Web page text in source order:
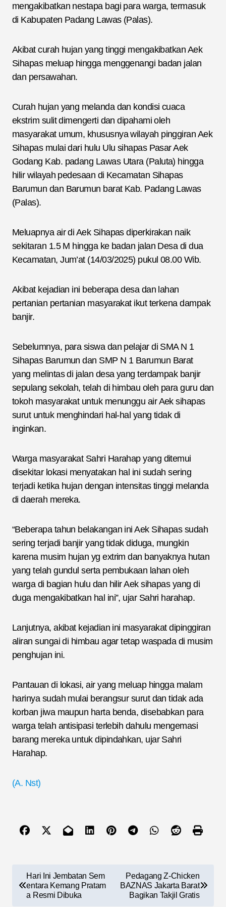
mengakibatkan nestapa bagi para warga, termasuk
di Kabupaten Padang Lawas (Palas).
Akibat curah hujan yang tinggi mengakibatkan Aek
Sihapas meluap hingga menggenangi badan jalan
dan persawahan.
Curah hujan yang melanda dan kondisi cuaca
ekstrim sulit dimengerti dan dipahami oleh
masyarakat umum, khususnya wilayah pinggiran Aek
Sihapas mulai dari hulu Ulu sihapas Pasar Aek
Godang Kab. padang Lawas Utara (Paluta) hingga
hilir wilayah pedesaan di Kecamatan Sihapas
Barumun dan Barumun barat Kab. Padang Lawas
(Palas).
Meluapnya air di Aek Sihapas diperkirakan naik
sekitaran 1.5 M hingga ke badan jalan Desa di dua
Kecamatan, Jum’at (14/03/2025) pukul 08.00 Wib.
Akibat kejadian ini beberapa desa dan lahan
pertanian pertanian masyarakat ikut terkena dampak
banjir.
Sebelumnya, para siswa dan pelajar di SMA N 1
Sihapas Barumun dan SMP N 1 Barumun Barat
yang melintas di jalan desa yang terdampak banjir
sepulang sekolah, telah di himbau oleh para guru dan
tokoh masyarakat untuk menunggu air Aek sihapas
surut untuk menghindari hal-hal yang tidak di
inginkan.
Warga masyarakat Sahri Harahap yang ditemui
disekitar lokasi menyatakan hal ini sudah sering
terjadi ketika hujan dengan intensitas tinggi melanda
di daerah mereka.
“Beberapa tahun belakangan ini Aek Sihapas sudah
sering terjadi banjir yang tidak diduga, mungkin
karena musim hujan yg extrim dan banyaknya hutan
yang telah gundul serta pembukaan lahan oleh
warga di bagian hulu dan hilir Aek sihapas yang di
duga mengakibatkan hal ini”, ujar Sahri harahap.
Lanjutnya, akibat kejadian ini masyarakat dipinggiran
aliran sungai di himbau agar tetap waspada di musim
penghujan ini.
Pantauan di lokasi, air yang meluap hingga malam
harinya sudah mulai berangsur surut dan tidak ada
korban jiwa maupun harta benda, disebabkan para
warga telah antisipasi terlebih dahulu mengemasi
barang mereka untuk dipindahkan, ujar Sahri
Harahap.
(A. Nst)
a
Hari Ini Jembatan Sem
entara Kemang Pratam
a Resmi Dibuka
Pedagang Z-Chicken
BAZNAS Jakarta Barat
Bagikan Takjil Gratis